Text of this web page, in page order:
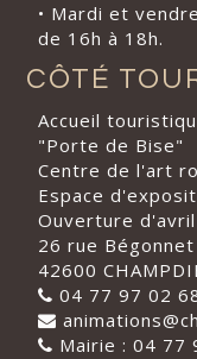
• Mardi et
de 16h à 18h.
CÔTÉ
Accueil
"Porte de Bise"
Centre de l'art
Espace
Ouverture
26 rue
42600
04 77 97 02
Mairie : 04 77